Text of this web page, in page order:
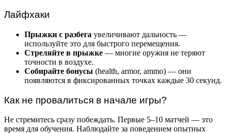
Лайфхаки
Прыжки с разбега увеличивают дальность —
используйте это для быстрого перемещения.
Стреляйте в прыжке — многие оружия не теряют
точности в воздухе.
Собирайте бонусы (health, armor, ammo) — они
появляются в фиксированных точках каждые 30 секунд.
Как не провалиться в начале игры?
Не стремитесь сразу побеждать. Первые 5–10 матчей — это
время для обучения. Наблюдайте за поведением опытных